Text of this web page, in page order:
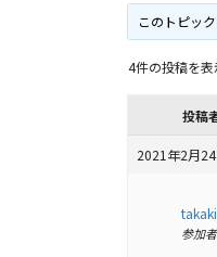
このトピッ
4件の投稿を
投稿
2021年2月
takaki
参加者